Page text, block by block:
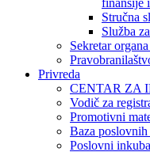
finansije
Stručna
Služba
Sekretar
Privreda
CENTAR ZA
Vodič za
Promotivni
Baza poslovnih
Poslovni